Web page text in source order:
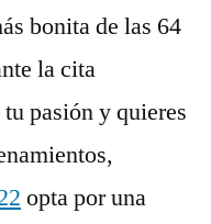
bonita de las 64
la cita
pasión y quieres
opta por una